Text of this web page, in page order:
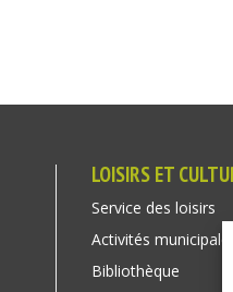
LOISIRS ET
Service des loisirs
Activités municipales
Bibliothèque